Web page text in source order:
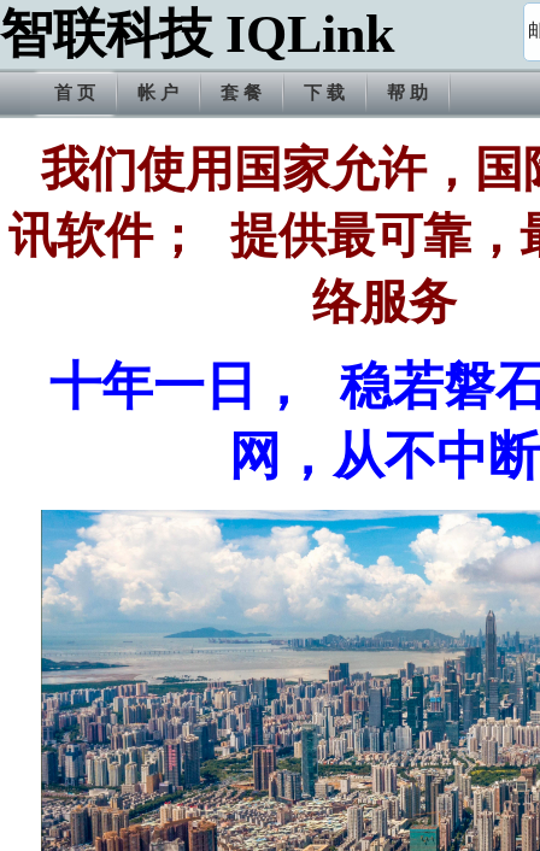
智联科技 IQLink
首 页 帐 户 套 餐 下 载 帮 助
我们使用国家允许，国
讯软件； 提供最可靠，
络服务
十年一日， 稳若磐
网，从不中断